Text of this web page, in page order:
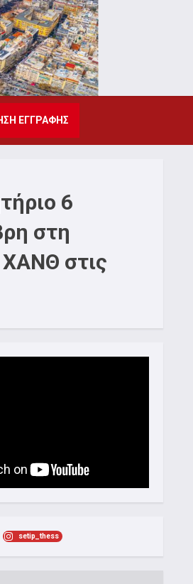
ΕΓΓΡΑΦΗΣ
6
στη
στις
setip_thess